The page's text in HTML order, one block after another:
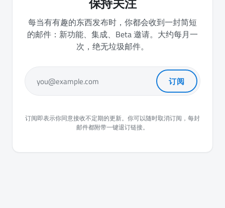
每当有有趣的东西发布时，你都会收到一封简短
的邮件：新功能、集成、Beta 邀请。大约每月一
次，绝无垃圾邮件。
you@example.com 订阅
订阅即表示你同意接收不定期的更新。你可以随时取消订阅，每封
邮件都附带一键退订链接。